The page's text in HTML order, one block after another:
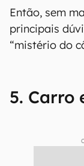
Então, sem
principais
“mistério do
5. Carro